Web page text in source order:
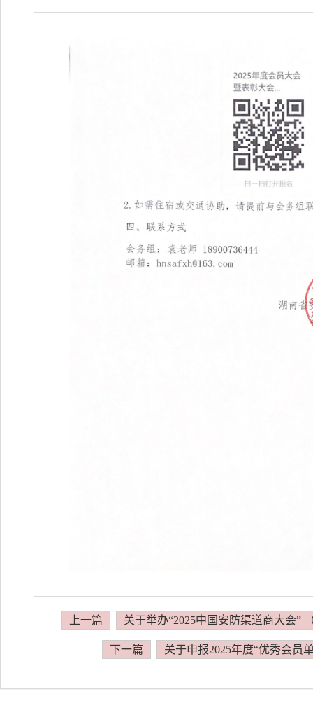
上一篇 关于举办“2025中国安防渠道商大会”
下一篇 关于申报2025年度“优秀会员